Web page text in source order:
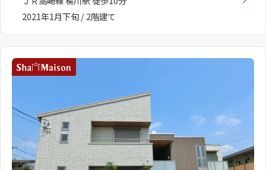
2021年1月下旬 / 2階建て